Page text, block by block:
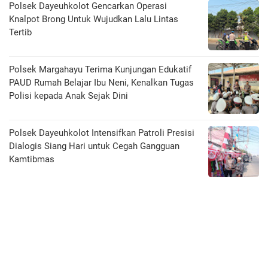
Polsek Dayeuhkolot Gencarkan Operasi
Knalpot Brong Untuk Wujudkan Lalu Lintas
Tertib
Polsek Margahayu Terima Kunjungan Edukatif
PAUD Rumah Belajar Ibu Neni, Kenalkan Tugas
Polisi kepada Anak Sejak Dini
Polsek Dayeuhkolot Intensifkan Patroli Presisi
Dialogis Siang Hari untuk Cegah Gangguan
Kamtibmas